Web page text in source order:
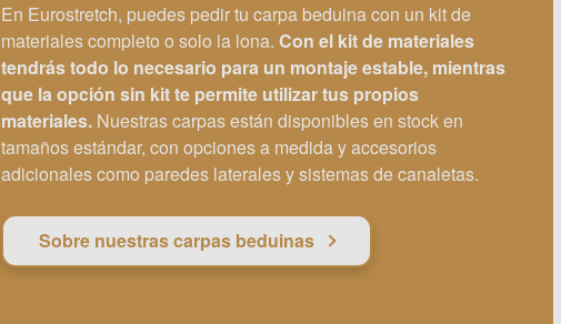
En Eurostretch, puedes pedir tu carpa beduina con un kit de
materiales completo o solo la lona.Con el kit de materiales
tendrás todo lo necesario para un montaje estable, mientras
que la opción sin kit te permite utilizar tus propios
materiales. Nuestras carpas están disponibles en stock en
tamaños estándar, con opciones a medida y accesorios
adicionales como paredes laterales y sistemas de canaletas.
Sobre nuestras carpas beduinas